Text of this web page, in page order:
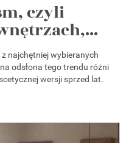
czyli
najchętniej wybieranych
odsłona tego trendu różni
wersji sprzed lat.